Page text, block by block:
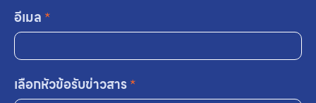
อีเมล *
เลือกหัวข้อรับข่าวสาร*